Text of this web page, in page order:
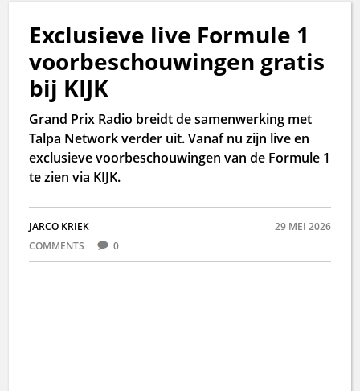
Exclusieve live Formule 1
voorbeschouwingen gratis
bij KIJK
Grand Prix Radio breidt de samenwerking met
Talpa Network verder uit. Vanaf nu zijn live en
exclusieve voorbeschouwingen van de Formule 1
te zien via KIJK.
JARCO KRIEK
29 MEI 2026
COMMENTS
0